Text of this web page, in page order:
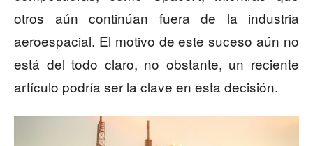
otros aún continúan fuera de la industria
aeroespacial. El motivo de este suceso aún no
está del todo claro, no obstante, un reciente
artículo podría ser la clave en esta decisión.